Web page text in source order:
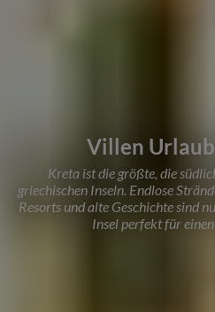
Villen
Kreta ist die größte, die
griechischen Inseln. Endlose
Resorts und alte Geschichte sind
Insel perfekt für